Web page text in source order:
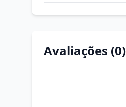
Avaliações (0)